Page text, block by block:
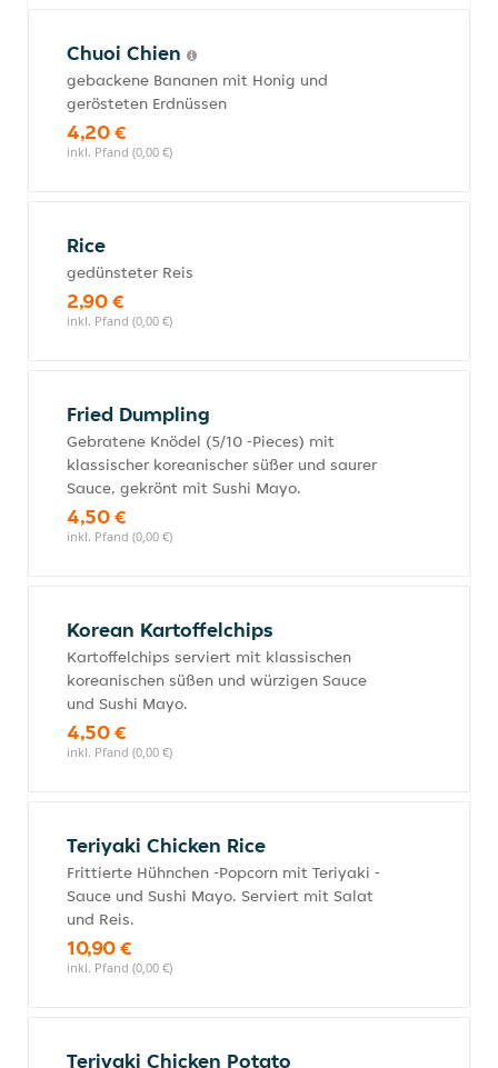
Chuoi Chien
gebackene Bananen mit Honig und
gerösteten Erdnüssen
4,20 €
inkl. Pfand (0,00 €)
Rice
gedünsteter Reis
2,90 €
inkl. Pfand (0,00 €)
Fried Dumpling
Gebratene Knödel (5/10 -Pieces) mit
klassischer koreanischer süßer und saurer
Sauce, gekrönt mit Sushi Mayo.
4,50 €
inkl. Pfand (0,00 €)
Korean Kartoffelchips
Kartoffelchips serviert mit klassischen
koreanischen süßen und würzigen Sauce
und Sushi Mayo.
4,50 €
inkl. Pfand (0,00 €)
Teriyaki Chicken Rice
Frittierte Hühnchen -Popcorn mit Teriyaki -
Sauce und Sushi Mayo. Serviert mit Salat
und Reis.
10,90 €
inkl. Pfand (0,00 €)
Teriyaki Chicken Potato